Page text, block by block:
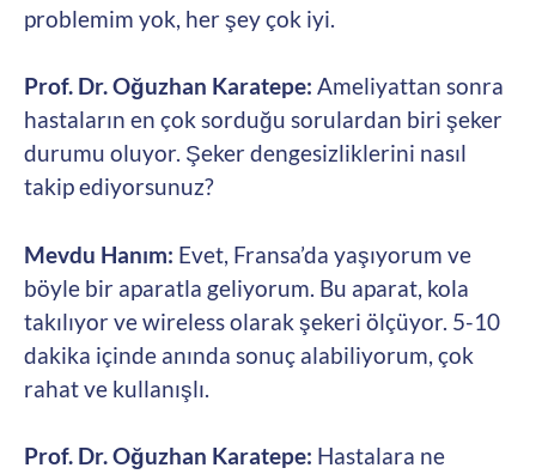
problemim yok, her şey çok iyi.
Prof. Dr. Oğuzhan Karatepe: Ameliyattan sonra
hastaların en çok sorduğu sorulardan biri şeker
durumu oluyor. Şeker dengesizliklerini nasıl
takip ediyorsunuz?
Mevdu Hanım: Evet, Fransa’da yaşıyorum ve
böyle bir aparatla geliyorum. Bu aparat, kola
takılıyor ve wireless olarak şekeri ölçüyor. 5-10
dakika içinde anında sonuç alabiliyorum, çok
rahat ve kullanışlı.
Prof. Dr. Oğuzhan Karatepe: Hastalara ne